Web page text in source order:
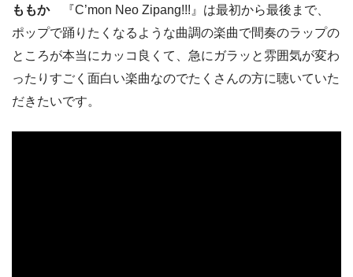
ももか『C’mon Neo Zipang!!!』は最初から最後まで、
ポップで踊りたくなるような曲調の楽曲で間奏のラップの
ところが本当にカッコ良くて、急にガラッと雰囲気が変わ
ったりすごく面白い楽曲なのでたくさんの方に聴いていた
だきたいです。